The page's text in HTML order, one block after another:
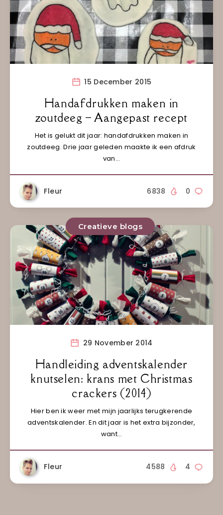
15 December 2015
Handafdrukken maken in
zoutdeeg – Aangepast recept
Het is gelukt dit jaar: handafdrukken maken in
zoutdeeg. Drie jaar geleden maakte ik een afdruk
van…
Fleur 0
6838
Creatieve blogs
29 November 2014
Handleiding adventskalender
knutselen: krans met Christmas
crackers (2014)
Hier ben ik weer met mijn jaarlijks terugkerende
adventskalender. En dit jaar is het extra bijzonder,
want…
Fleur 4
4588